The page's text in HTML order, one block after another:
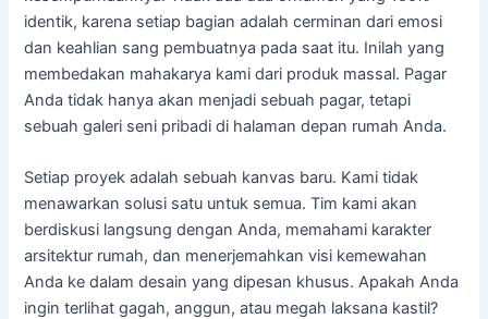
identik, karena setiap bagian adalah cerminan dari emosi
dan keahlian sang pembuatnya pada saat itu. Inilah yang
membedakan mahakarya kami dari produk massal. Pagar
Anda tidak hanya akan menjadi sebuah pagar, tetapi
sebuah galeri seni pribadi di halaman depan rumah Anda.
Setiap proyek adalah sebuah kanvas baru. Kami tidak
menawarkan solusi satu untuk semua. Tim kami akan
berdiskusi langsung dengan Anda, memahami karakter
arsitektur rumah, dan menerjemahkan visi kemewahan
Anda ke dalam desain yang dipesan khusus. Apakah Anda
ingin terlihat gagah, anggun, atau megah laksana kastil?